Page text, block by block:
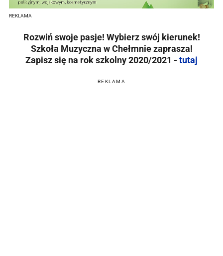
REKLAMA
Rozwiń swoje pasje! Wybierz swój kierunek!
Szkoła Muzyczna w Chełmnie zaprasza!
Zapisz się na rok szkolny 2020/2021 - tutaj
REKLAMA